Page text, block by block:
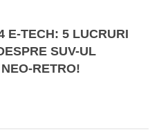
E-TECH: 5 LUCRURI
SUV-UL
RETRO!